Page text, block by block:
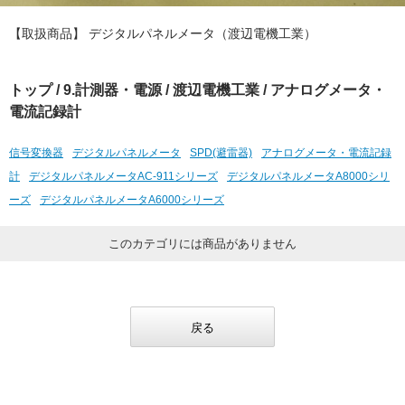
【取扱商品】 デジタルパネルメータ（渡辺電機工業）
トップ/9.計測器・電源 /渡辺電機工業 / アナログメータ・
電流記録計
信号変換器 デジタルパネルメータ SPD(避雷器)
アナログメータ・電流記録
計
デジタルパネルメータAC-911シリーズ
デジタルパネルメータA8000シリ
ーズ
デジタルパネルメータA6000シリーズ
このカテゴリには商品がありません
戻る